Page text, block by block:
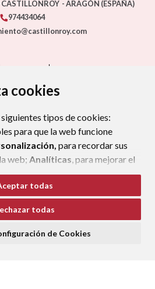
cookies
tipos de cookies:
para que la web funcione
para recordar sus
web; Analíticas, para mejorar el
y sus servicios.
“Aceptar todas”
su uso. Si pulsa el botón
las cookies técnicas
todas
todas
de Cookies
CASTILLONROY - ARAGÓN (ESPAÑA)
974434064
DATOS
DE COOKIES